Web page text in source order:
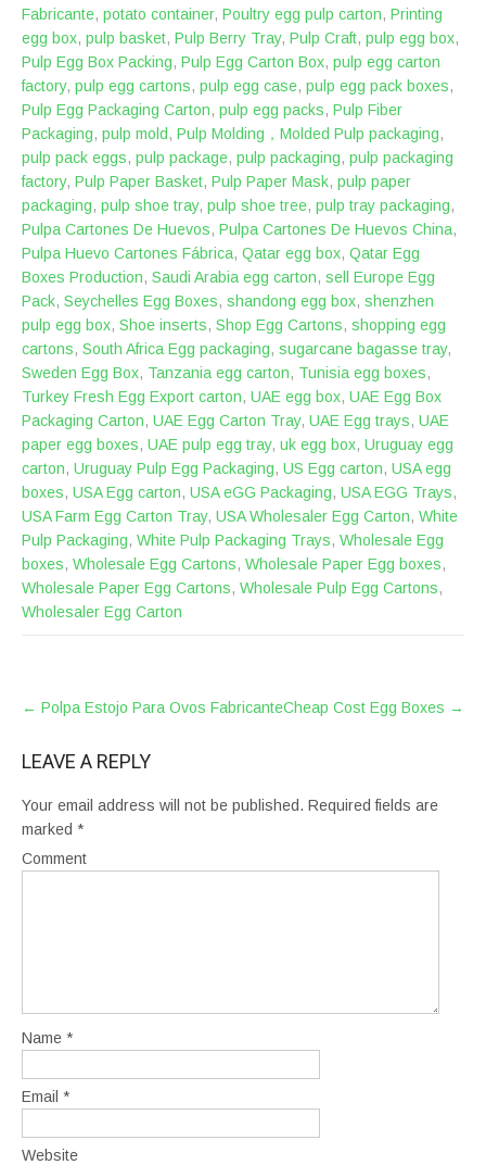
Fabricante, potato container, Poultry egg pulp carton, Printing
egg box, pulp basket, Pulp Berry Tray, Pulp Craft, pulp egg box,
Pulp Egg Box Packing, Pulp Egg Carton Box, pulp egg carton
factory, pulp egg cartons, pulp egg case, pulp egg pack boxes,
Pulp Egg Packaging Carton, pulp egg packs, Pulp Fiber
Packaging, pulp mold , Pulp Molding，Molded Pulp packaging,
pulp pack eggs, pulp package, pulp packaging, pulp packaging
factory, Pulp Paper Basket, Pulp Paper Mask, pulp paper
packaging, pulp shoe tray, pulp shoe tree, pulp tray packaging,
Pulpa Cartones De Huevos, Pulpa Cartones De Huevos China,
Pulpa Huevo Cartones Fábrica, Qatar egg box, Qatar Egg
Boxes Production, Saudi Arabia egg carton, sell Europe Egg
Pack, Seychelles Egg Boxes, shandong egg box, shenzhen
pulp egg box, Shoe inserts, Shop Egg Cartons, shopping egg
cartons, South Africa Egg packaging, sugarcane bagasse tray,
Sweden Egg Box, Tanzania egg carton, Tunisia egg boxes,
Turkey Fresh Egg Export carton, UAE egg box, UAE Egg Box
Packaging Carton, UAE Egg Carton Tray, UAE Egg trays, UAE
paper egg boxes, UAE pulp egg tray, uk egg box, Uruguay egg
carton, Uruguay Pulp Egg Packaging, US Egg carton, USA egg
boxes, USA Egg carton, USA eGG Packaging, USA EGG Trays,
USA Farm Egg Carton Tray, USA Wholesaler Egg Carton, White
Pulp Packaging, White Pulp Packaging Trays, Wholesale Egg
boxes, Wholesale Egg Cartons, Wholesale Paper Egg boxes,
Wholesale Paper Egg Cartons, Wholesale Pulp Egg Cartons,
Wholesaler Egg Carton
POST
← Polpa Estojo Para Ovos FabricanteCheap Cost Egg Boxes →
LEAVE A REPLY
Your email address will not be published. Required fields are
marked *
Comment
Name *
Email *
Website